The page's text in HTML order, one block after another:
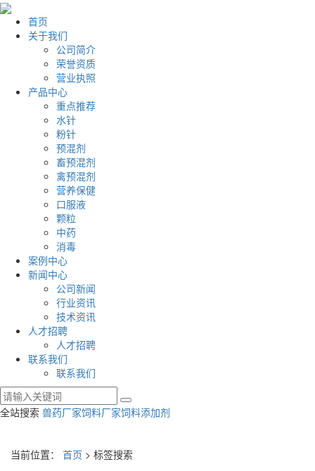
首页
关于我们
公司简介
荣誉资质
营业执照
产品中心
重点推荐
水针
粉针
预混剂
畜预混剂
禽预混剂
营养保健
口服液
颗粒
中药
消毒
案例中心
新闻中心
公司新闻
行业资讯
技术资讯
人才招聘
人才招聘
联系我们
联系我们
全站搜索 兽药厂家饲料厂家饲料添加剂
当前位置： 首页 > 标签搜索